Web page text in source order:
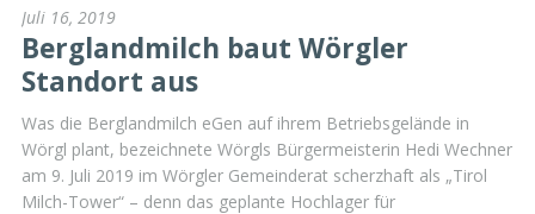
Juli 16, 2019
Berglandmilch baut Wörgler
Standort aus
Was die Berglandmilch eGen auf ihrem Betriebsgelände in
Wörgl plant, bezeichnete Wörgls Bürgermeisterin Hedi Wechner
am 9. Juli 2019 im Wörgler Gemeinderat scherzhaft als „Tirol
Milch-Tower“ – denn das geplante Hochlager für